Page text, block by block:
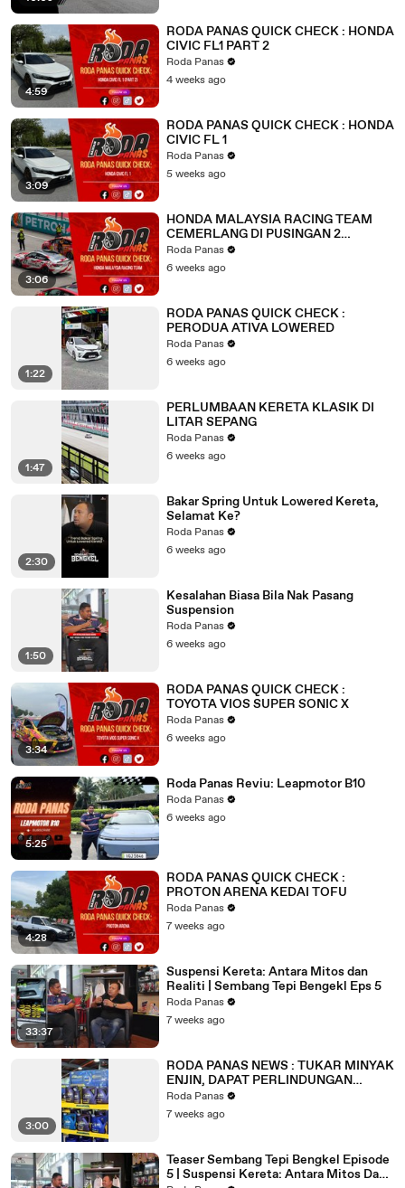
4:59
RODA PANAS QUICK CHECK : HONDA
CIVIC FL1 PART 2
Roda Panas
4 weeks ago
3:09
RODA PANAS QUICK CHECK : HONDA
CIVIC FL 1
Roda Panas
5 weeks ago
3:06
HONDA MALAYSIA RACING TEAM
CEMERLANG DI PUSINGAN 2
MALAYSIA TOURING CAR
CHAMPIONSHIP 2026
Roda Panas
6 weeks ago
1:22
RODA PANAS QUICK CHECK :
PERODUA ATIVA LOWERED
Roda Panas
6 weeks ago
1:47
PERLUMBAAN KERETA KLASIK DI
LITAR SEPANG
Roda Panas
6 weeks ago
2:30
Bakar Spring Untuk Lowered Kereta,
Selamat Ke?
Roda Panas
6 weeks ago
1:50
Kesalahan Biasa Bila Nak Pasang
Suspension
Roda Panas
6 weeks ago
3:34
RODA PANAS QUICK CHECK :
TOYOTA VIOS SUPER SONIC X
Roda Panas
6 weeks ago
5:25
Roda Panas Reviu: Leapmotor B10
Roda Panas
6 weeks ago
4:28
RODA PANAS QUICK CHECK :
PROTON ARENA KEDAI TOFU
Roda Panas
7 weeks ago
33:37
Suspensi Kereta: Antara Mitos dan
Realiti | Sembang Tepi Bengekl Eps 5
Roda Panas
7 weeks ago
3:00
RODA PANAS NEWS : TUKAR MINYAK
ENJIN, DAPAT PERLINDUNGAN
KEMALANGAN PERCUMA MELALUI
AUTOMASTER CARE
Roda Panas
7 weeks ago
Teaser Sembang Tepi Bengkel Episode
5 | Suspensi Kereta: Antara Mitos Dan